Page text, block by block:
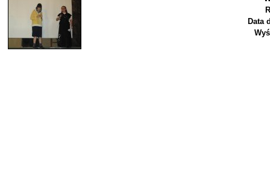
Data